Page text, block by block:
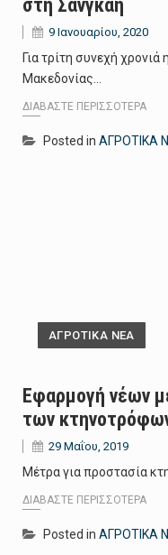
στη Σανγκάη
9 Ιανουαρίου, 2020
Για τρίτη συνεχή
Μακεδονίας…
ΔΙΑΒΆΣΤΕ ΠΕΡΙΣΣΌΤΕΡΑ
Posted in ΑΓΡΟΤΙΚΑ
ΑΓΡΟΤΙΚΑ ΝΕΑ
Εφαρμογή νέων
των
29 Μαΐου, 2019
Μέτρα για προστασία
ΔΙΑΒΆΣΤΕ ΠΕΡΙΣΣΌΤΕΡΑ
Posted in ΑΓΡΟΤΙΚΑ